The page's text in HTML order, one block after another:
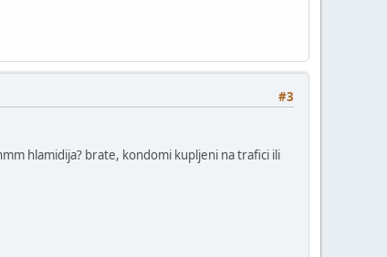
#3
hlamidija? brate, kondomi kupljeni na trafici ili